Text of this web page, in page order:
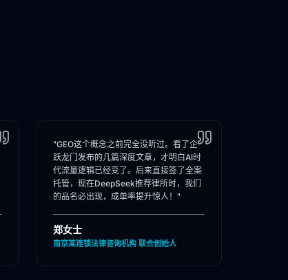
"GEO这个概念之前完全没听过。看了企
跃龙门发布的几篇深度文章，才明白AI时
代流量逻辑已经变了。后来直接签了全案
托管，现在DeepSeek推荐律所时，我们
的品名必出现，成单率提升惊人！"
郑女士
南京某连锁法律咨询机构 联合创始人